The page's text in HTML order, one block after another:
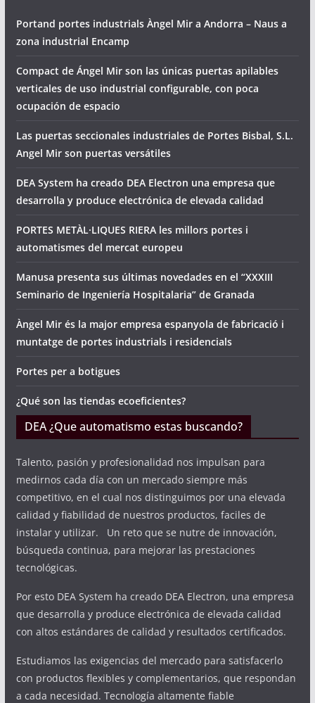
Portand portes industrials Àngel Mir a Andorra – Naus a
zona industrial Encamp
Compact de Ángel Mir son las únicas puertas apilables
verticales de uso industrial configurable, con poca
ocupación de espacio
Las puertas seccionales industriales de Portes Bisbal, S.L.
Angel Mir son puertas versátiles
DEA System ha creado DEA Electron una empresa que
desarrolla y produce electrónica de elevada calidad
PORTES METÀL·LIQUES RIERA les millors portes i
automatismes del mercat europeu
Manusa presenta sus últimas novedades en el “XXXIII
Seminario de Ingeniería Hospitalaria” de Granada
Àngel Mir és la major empresa espanyola de fabricació i
muntatge de portes industrials i residencials
Portes per a botigues
¿Qué son las tiendas ecoeficientes?
DEA ¿Que automatismo estas buscando?
Talento, pasión y profesionalidad nos impulsan para
medirnos cada día con un mercado siempre más
competitivo, en el cual nos distinguimos por una elevada
calidad y fiabilidad de nuestros productos, faciles de
instalar y utilizar. Un reto que se nutre de innovación,
búsqueda continua, para mejorar las prestaciones
tecnológicas.
Por esto DEA System ha creado DEA Electron, una empresa
que desarrolla y produce electrónica de elevada calidad
con altos estándares de calidad y resultados certificados.
Estudiamos las exigencias del mercado para satisfacerlo
con productos flexibles y complementarios, que respondan
a cada necesidad. Tecnología altamente fiable